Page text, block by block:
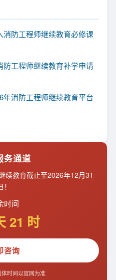
消防工程师继续教育必修课
防工程师继续教育补学申请
年消防工程师继续教育平台
务通道
续教育截止至2026年12月31
！
时间
21 时
咨询
时间以官网为准